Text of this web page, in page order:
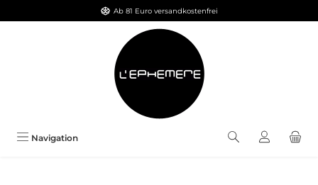
Zum Hauptinhalt springenAb 81 Euro versandkostenfrei
Navigation